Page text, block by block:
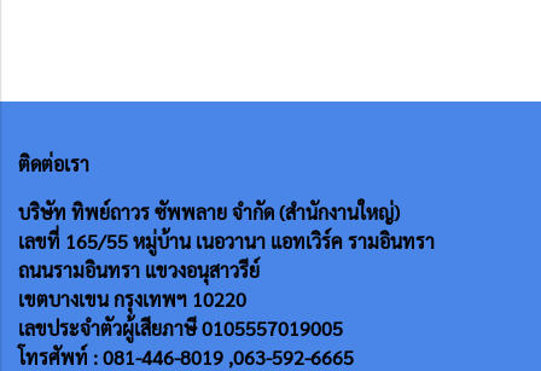
ติดต่อเรา
บริษัท ทิพย์ถาวร ซัพพลาย จำกัด (สำนักงานใหญ่)
เลขที่ 165/55หมู่บ้าน เนอวานา แอทเวิร์ค รามอินทรา
ถนนรามอินทรา แขวงอนุสาวรีย์
เขตบางเขน กรุงเทพฯ 10220
เลขประจำตัวผู้เสียภาษี 0105557019005
โทรศัพท์ : 081-446-8019 ,063-592-6665